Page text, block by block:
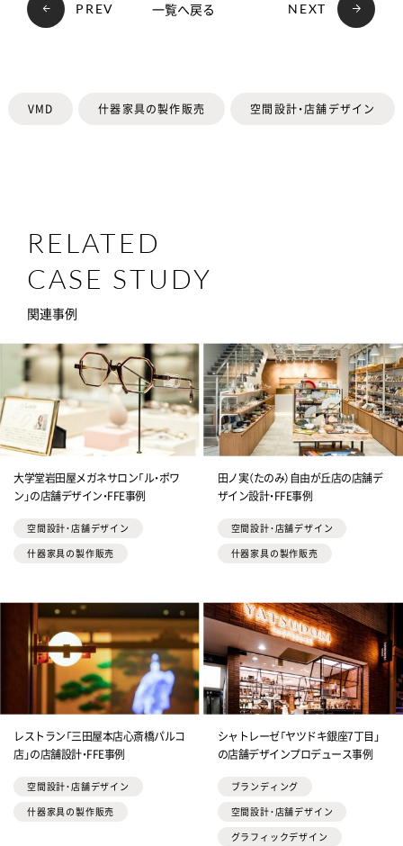
PREV 一覧へ戻る NEXT
VMD 什器家具の製作販売 空間設計・店舗デザイン
RELATED
CASE STUDY
関連事例
大学堂岩田屋メガネサロン「ル・ポワ
ン」の店舗デザイン・FFE事例
空間設計・店舗デザイン
什器家具の製作販売
田ノ実（たのみ）自由が丘店の店舗デ
ザイン設計・FFE事例
空間設計・店舗デザイン
什器家具の製作販売
レストラン「三田屋本店心斎橋パルコ
店」の店舗設計・FFE事例
空間設計・店舗デザイン
什器家具の製作販売
シャトレーゼ「ヤツドキ銀座7丁目」
の店舗デザインプロデュース事例
ブランディング
空間設計・店舗デザイン
グラフィックデザイン